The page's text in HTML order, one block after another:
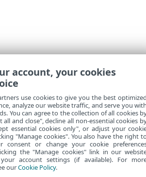
account, your cookies
use cookies to give you the best
analyze our website traffic, and serve you
You can agree to the collection of all cookies
all and close", decline all non-essential cookies
essential cookies only", or adjust your
"Manage cookies". You also have the right
consent or change your cookie
the "Manage cookies" link in our
account settings (if available). For
ourCookie Policy.